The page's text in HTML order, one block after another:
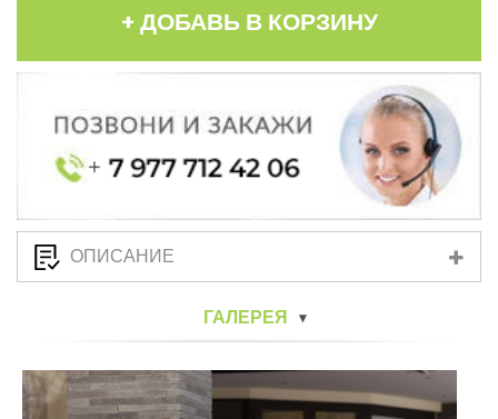
+ ДОБАВЬ В КОРЗИНУ
ОПИСАНИЕ
ГАЛЕРЕЯ